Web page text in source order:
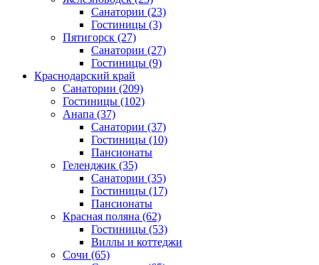
Санатории (23)
Гостиницы (3)
Пятигорск (27)
Санатории (27)
Гостиницы (9)
Краснодарский край
Санатории (209)
Гостиницы (102)
Анапа (37)
Санатории (37)
Гостиницы (10)
Пансионаты
Геленджик (35)
Санатории (35)
Гостиницы (17)
Пансионаты
Красная поляна (62)
Гостиницы (53)
Виллы и коттеджи
Сочи (65)